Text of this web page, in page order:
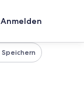
Anmelden
Speichern